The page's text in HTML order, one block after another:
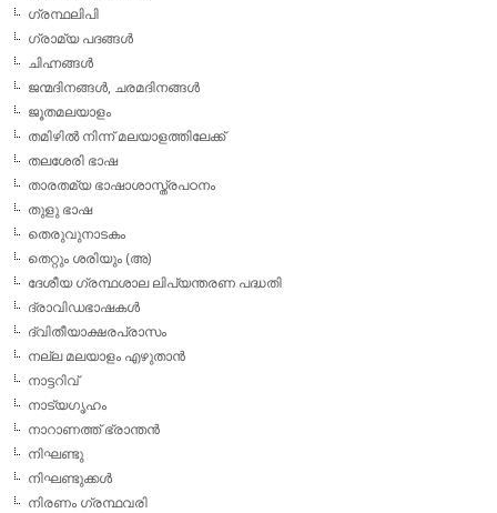
ഗ്രന്ഥലിപി
ഗ്രാമ്യ പദങ്ങള്‍
ചിഹ്നങ്ങള്‍
ജന്മദിനങ്ങള്‍, ചരമദിനങ്ങള്‍
ജൂതമലയാളം
തമിഴില്‍ നിന്ന് മലയാളത്തിലേക്ക്
തലശേരി ഭാഷ
താരതമ്യ ഭാഷാശാസ്ത്രപഠനം
തുളു ഭാഷ
തെരുവുനാടകം
തെറ്റും ശരിയും (അ)
ദേശീയ ഗ്രന്ഥശാല ലിപ്യന്തരണ പദ്ധതി
ദ്രാവിഡഭാഷകള്‍
ദ്വിതീയാക്ഷരപ്രാസം
നല്ല മലയാളം എഴുതാന്‍
നാട്ടറിവ്
നാട്യഗൃഹം
നാറാണത്ത് ഭ്രാന്തന്‍
നിഘണ്ടു
നിഘണ്ടുക്കള്‍
നിരണം ഗ്രന്ഥവരി